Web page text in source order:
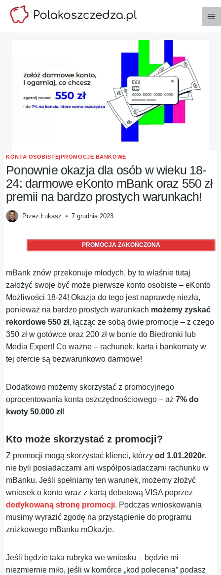
Przejdź
KONTA OSOBISTE|PROMOCJE BANKOWE
Ponownie okazja dla osób w wieku 18-
24: darmowe eKonto mBank oraz 550 zł
premii na bardzo prostych warunkach!
Przez Łukasz 7 grudnia 2023
PROMOCJA ZAKOŃCZONA
mBank znów przekonuje młodych, by to właśnie tutaj
założyć swoje być może pierwsze konto osobiste – eKonto
Możliwości 18-24! Okazja do tego jest naprawdę niezła,
ponieważ na bardzo prostych warunkach możemy zyskać
rekordowe 550 zł, łącząc ze sobą dwie promocje – z czego
350 zł w gotówce oraz 200 zł w bonie do Biedronki lub
Media Expert! Co ważne – rachunek, karta i bankomaty w
tej ofercie są bezwarunkowo darmowe!
Dodatkowo możemy skorzystać z promocyjnego
oprocentowania konta oszczędnościowego – aż7% do
kwoty 50.000 zł!
Kto może skorzystać z promocji?
Z promocji mogą skorzystać klienci, którzyod 1.01.2020r.
nie byli posiadaczami ani współposiadaczami rachunku w
mBanku. Jeśli spełniamy ten warunek, możemy złożyć
wniosek o konto wraz z kartą debetową VISA poprzez
dedykowaną stronę promocji. Podczas wnioskowania
musimy wyrazić zgodę na przystąpienie do programu
zniżkowego mBanku mOkazje.
Jeśli będzie taka rubryka we wniosku – będzie mi
niezmiernie miło, jeśli w komórce „kod polecenia” podasz